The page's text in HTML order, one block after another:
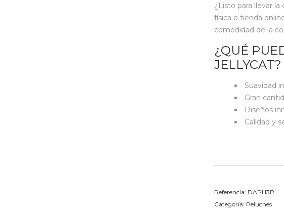
¿Listo para llevar
física o tienda
comodidad de la
¿QUÉ
JELLYCAT?
Suavidad
Gran
Diseños
Calidad y
Referencia: DAPH3P
Categoría: Peluches